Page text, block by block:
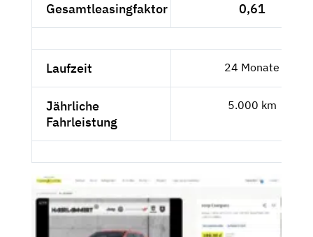
Gesamtleasingfaktor 0,61
Laufzeit 24 Monate
Jährliche
Fahrleistung
5.000 km